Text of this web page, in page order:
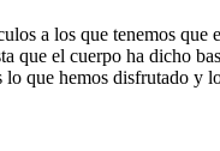
a los que tenemos
que el cuerpo ha dicho
que hemos disfrutado y